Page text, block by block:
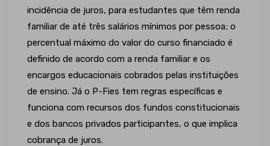
incidência de juros, para estudantes que têm renda
familiar de até três salários mínimos por pessoa; o
percentual máximo do valor do curso financiado é
definido de acordo com a renda familiar e os
encargos educacionais cobrados pelas instituições
de ensino. Já o P-Fies tem regras específicas e
funciona com recursos dos fundos constitucionais
e dos bancos privados participantes, o que implica
cobrança de juros.